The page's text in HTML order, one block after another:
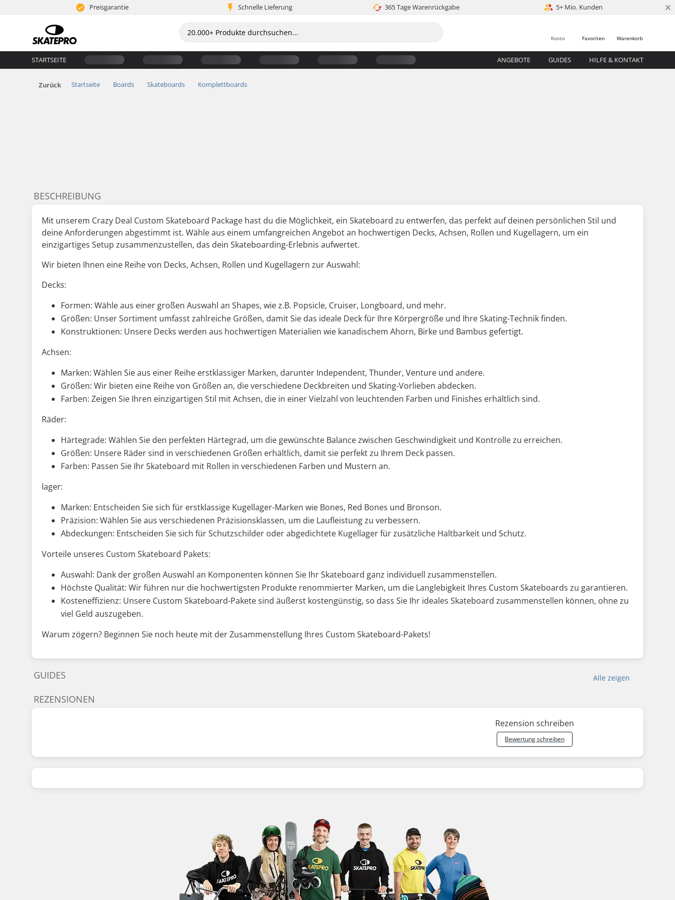
Preisgarantie Schnelle Lieferung 365 Tage Warenrückgabe 5+ Mio. Kunden ×
Warenkorb
Favoriten
Konto
STARTSEITE ANGEBOTE GUIDES HILFE & KONTAKT
Zurück Startseite Boards Skateboards Komplettboards
BESCHREIBUNG
Mit unserem Crazy Deal Custom Skateboard Package hast du die Möglichkeit, ein Skateboard zu entwerfen, das perfekt auf deinen persönlichen Stil und
deine Anforderungen abgestimmt ist. Wähle aus einem umfangreichen Angebot an hochwertigen Decks, Achsen, Rollen und Kugellagern, um ein
einzigartiges Setup zusammenzustellen, das dein Skateboarding-Erlebnis aufwertet.
Wir bieten Ihnen eine Reihe von Decks, Achsen, Rollen und Kugellagern zur Auswahl:
Decks:
Formen: Wähle aus einer großen Auswahl an Shapes, wie z.B. Popsicle, Cruiser, Longboard, und mehr.
Größen: Unser Sortiment umfasst zahlreiche Größen, damit Sie das ideale Deck für Ihre Körpergröße und Ihre Skating-Technik finden.
Konstruktionen: Unsere Decks werden aus hochwertigen Materialien wie kanadischem Ahorn, Birke und Bambus gefertigt.
Achsen:
Marken: Wählen Sie aus einer Reihe erstklassiger Marken, darunter Independent, Thunder, Venture und andere.
Größen: Wir bieten eine Reihe von Größen an, die verschiedene Deckbreiten und Skating-Vorlieben abdecken.
Farben: Zeigen Sie Ihren einzigartigen Stil mit Achsen, die in einer Vielzahl von leuchtenden Farben und Finishes erhältlich sind.
Räder:
Härtegrade: Wählen Sie den perfekten Härtegrad, um die gewünschte Balance zwischen Geschwindigkeit und Kontrolle zu erreichen.
Größen: Unsere Räder sind in verschiedenen Größen erhältlich, damit sie perfekt zu Ihrem Deck passen.
Farben: Passen Sie Ihr Skateboard mit Rollen in verschiedenen Farben und Mustern an.
lager:
Marken: Entscheiden Sie sich für erstklassige Kugellager-Marken wie Bones, Red Bones und Bronson.
Präzision: Wählen Sie aus verschiedenen Präzisionsklassen, um die Laufleistung zu verbessern.
Abdeckungen: Entscheiden Sie sich für Schutzschilder oder abgedichtete Kugellager für zusätzliche Haltbarkeit und Schutz.
Vorteile unseres Custom Skateboard Pakets:
Auswahl: Dank der großen Auswahl an Komponenten können Sie Ihr Skateboard ganz individuell zusammenstellen.
Höchste Qualität: Wir führen nur die hochwertigsten Produkte renommierter Marken, um die Langlebigkeit Ihres Custom Skateboards zu garantieren.
Kosteneffizienz: Unsere Custom Skateboard-Pakete sind äußerst kostengünstig, so dass Sie Ihr ideales Skateboard zusammenstellen können, ohne zu
viel Geld auszugeben.
Warum zögern? Beginnen Sie noch heute mit der Zusammenstellung Ihres Custom Skateboard-Pakets!
Alle zeigen
GUIDES
REZENSIONEN
Rezension schreiben
Bewertung schreiben